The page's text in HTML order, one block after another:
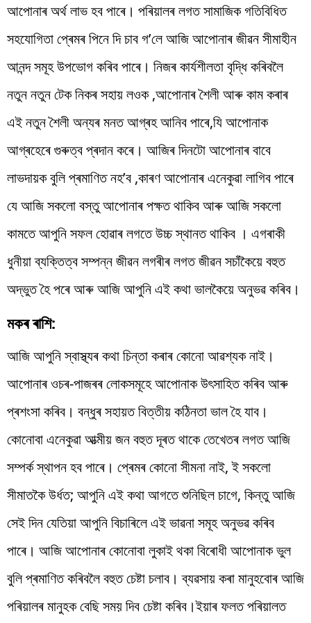
আপোনাৰ অৰ্থ লাভ হব পাৰে। পৰিয়ালৰ লগত সামাজিক গতিবিধিত
সহযোগিতা প্ৰেমৰ পিনে দি চাব গ’লে আজি আপোনাৰ জীৱন সীমাহীন
আনন্দ সমূহ উপভোগ কৰিব পাৰে। নিজৰ কাৰ্যশীলতা বৃদ্ধি কৰিবলৈ
নতুন নতুন টেক নিকৰ সহায় লওক ,আপোনাৰ শৈলী আৰু কাম কৰাৰ
এই নতুন শৈলী অন্যৰ মনত আগ্ৰহ আনিব পাৰে,যি আপোনাক
আগ্ৰহেৰে গুৰুত্ব প্ৰদান কৰে। আজিৰ দিনটো আপোনাৰ বাবে
লাভদায়ক বুলি প্ৰমাণিত নহ’ব ,কাৰণ আপোনাৰ এনেকুৱা লাগিব পাৰে
যে আজি সকলো বস্তু আপোনাৰ পক্ষত থাকিব আৰু আজি সকলো
কামতে আপুনি সফল হোৱাৰ লগতে উচ্চ স্থানত থাকিব । এগৰাকী
ধুনীয়া ব্যক্তিত্ব সম্পন্ন জীৱন লগৰীৰ লগত জীৱন সচাঁকৈয়ে বহুত
অদ্ভুত হৈ পৰে আৰু আজি আপুনি এই কথা ভালকৈয়ে অনুভৱ কৰিব।
মকৰ ৰাশি:
আজি আপুনি স্বাস্থ্যৰ কথা চিন্তা কৰাৰ কোনো আৱশ্যক নাই।
আপোনাৰ ওচৰ-পাজৰৰ লোকসমূহে আপোনাক উৎসাহিত কৰিব আৰু
প্ৰশংসা কৰিব। বন্ধুৰ সহায়ত বিত্তীয় কঠিনতা ভাল হৈ যাব।
কোনোবা এনেকুৱা আত্মীয় জন বহুত দূৰত থাকে তেখেতৰ লগত আজি
সম্পৰ্ক স্থাপন হব পাৰে। প্ৰেমৰ কোনো সীমনা নাই, ই সকলো
সীমাতকৈ উৰ্ধত; আপুনি এই কথা আগতে শুনিছিল চাগে, কিন্তু আজি
সেই দিন যেতিয়া আপুনি বিচাৰিলে এই ভাৱনা সমূহ অনুভৱ কৰিব
পাৰে। আজি আপোনাৰ কোনোবা লুকাই থকা বিৰোধী আপোনাক ভুল
বুলি প্ৰমাণিত কৰিবলৈ বহুত চেষ্টা চলাব। ব্যৱসায় কৰা মানুহবোৰ আজি
পৰিয়ালৰ মানুহক বেছি সময় দিব চেষ্টা কৰিব।ইয়াৰ ফলত পৰিয়ালত